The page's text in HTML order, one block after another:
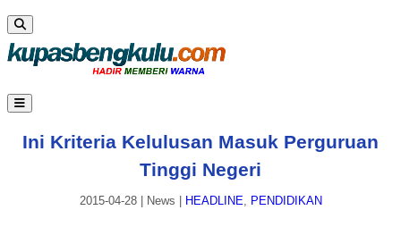
Ini Kriteria Kelulusan Masuk Perguruan
Tinggi Negeri
2015-04-28| News HEADLINE, PENDIDIKAN